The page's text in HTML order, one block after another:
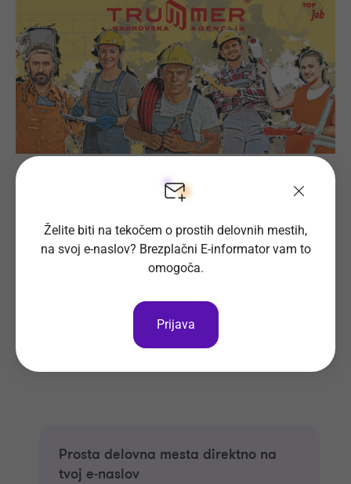
Oglas ni več objavljen.
Prosta delovna mesta direktno na
tvoj e-naslov
Želite biti na tekočem o prostih delovnih mestih,
na svoj e-naslov? Brezplačni E-informator vam to
omogoča.
Prijava